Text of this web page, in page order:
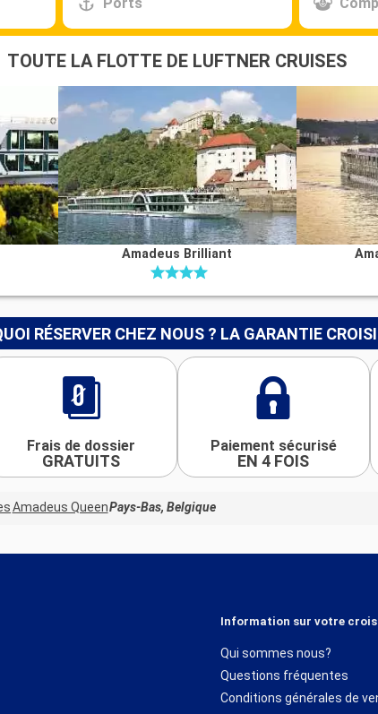
TOUTE LA FLOTTE DE LUFTNER CRUISES
Amadeus Brilliant
RÉSERVER CHEZ NOUS ? LA GARANTIE
Frais de dossier
GRATUITS
Paiement sécurisé
EN 4 FOIS
Amadeus QueenPays-Bas, Belgique
Information sur votre
Qui sommes nous?
Questions fréquentes
Conditions générales de